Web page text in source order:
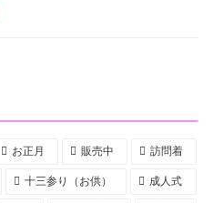
お正月 販売中 訪問着
十三参り（お供） 成人式